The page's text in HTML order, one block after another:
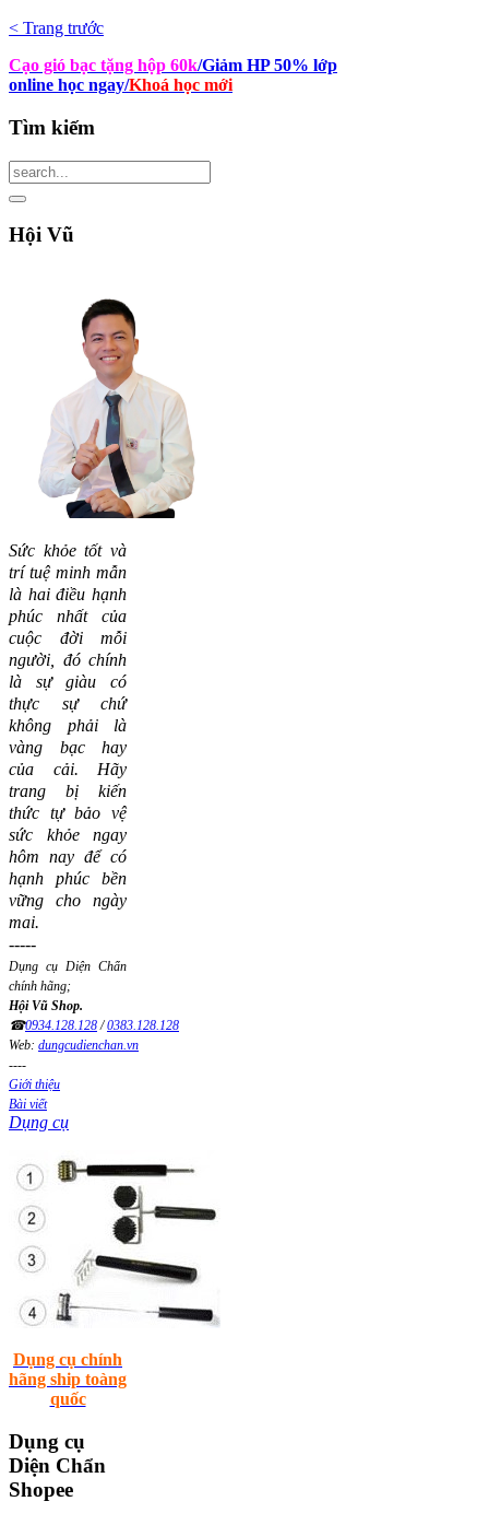
< Trang trước
Cạo gió bạc tặng hộp 60k/Giảm HP 50% lớp
online học ngay/Khoá học mới
Tìm kiếm
Hội Vũ
Sức khỏe tốt và
trí tuệ minh mẫn
là hai điều hạnh
phúc nhất của
cuộc đời mỗi
người, đó chính
là sự giàu có
thực sự chứ
không phải là
vàng bạc hay
của cải. Hãy
trang bị kiến
thức tự bảo vệ
sức khỏe ngay
hôm nay để có
hạnh phúc bền
vững cho ngày
mai.
-----
Dụng cụ Diện Chẩn
chính hãng;
Hội Vũ Shop.
☎0934.128.128/0383.128.128
Web: dungcudienchan.vn
----
Giới thiệu
Bài viết
Dụng cụ
Dụng cụ chính
hãng ship toàng
quốc
Dụng cụ
Diện Chẩn
Shopee